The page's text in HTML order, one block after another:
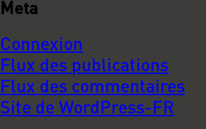
Meta
Connexion
Flux des publications
Flux des commentaires
Site de WordPress-FR